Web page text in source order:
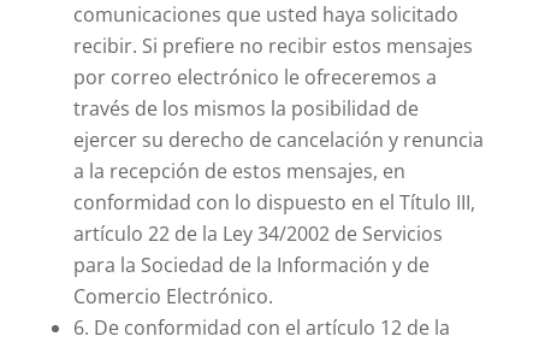
comunicaciones que usted haya solicitado
recibir. Si prefiere no recibir estos mensajes
por correo electrónico le ofreceremos a
través de los mismos la posibilidad de
ejercer su derecho de cancelación y renuncia
a la recepción de estos mensajes, en
conformidad con lo dispuesto en el Título III,
artículo 22 de la Ley 34/2002 de Servicios
para la Sociedad de la Información y de
Comercio Electrónico.
6. De conformidad con el artículo 12 de la